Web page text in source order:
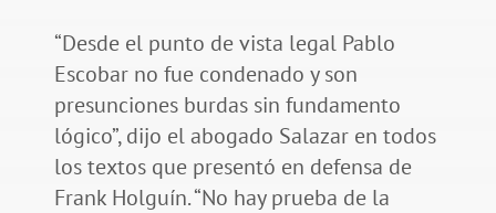
“Desde el punto de vista legal Pablo
Escobar no fue condenado y son
presunciones burdas sin fundamento
lógico”, dijo el abogado Salazar en todos
los textos que presentó en defensa de
Frank Holguín. “No hay prueba de la